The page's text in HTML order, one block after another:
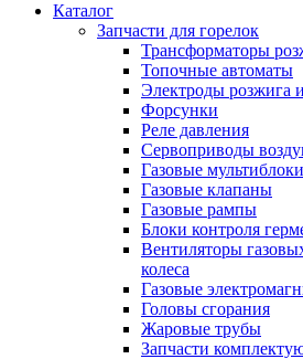
Каталог
Запчасти для горелок
Трансформаторы
Топочные автоматы
Электроды розжига
Форсунки
Реле давления
Сервоприводы
Газовые мультиблоки
Газовые клапаны
Газовые рампы
Блоки контроля
Вентиляторы
колеса
Газовые
Головы сгорания
Жаровые трубы
Запчасти